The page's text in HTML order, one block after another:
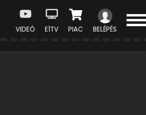
VIDEÓ E1TV PIAC BELÉPÉS